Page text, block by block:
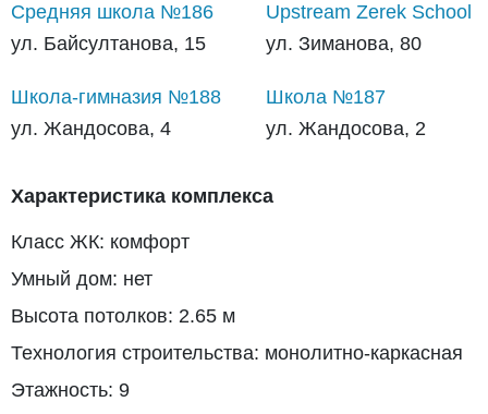
Средняя школа №186
ул. Байсултанова, 15
Upstream Zerek School
ул. Зиманова, 80
Школа-гимназия №188
ул. Жандосова, 4
Школа №187
ул. Жандосова, 2
Характеристика комплекса
Класс ЖК: комфорт
Умный дом: нет
Высота потолков: 2.65 м
Технология строительства: монолитно-каркасная
Этажность: 9